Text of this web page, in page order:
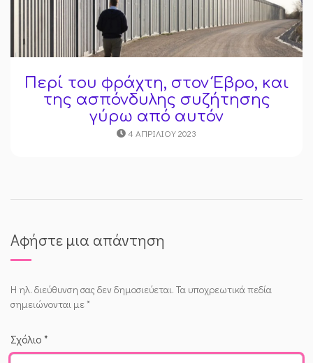
Περί του φράχτη, στον Έβρο, και
της ασπόνδυλης συζήτησης
γύρω από αυτόν
4 ΑΠΡΙΛΊΟΥ 2023
Αφήστε μια απάντηση
Η ηλ. διεύθυνση σας δεν δημοσιεύεται. Τα υποχρεωτικά πεδία
σημειώνονται με*
Σχόλιο*